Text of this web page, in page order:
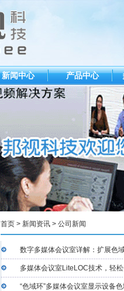
新闻中心 产品中心
首页 > 新闻资讯 > 公司新闻
数字多媒体会议室详解：扩展
多媒体会议室LiteLOC技术，轻
“色域环”多媒体会议室显示设备